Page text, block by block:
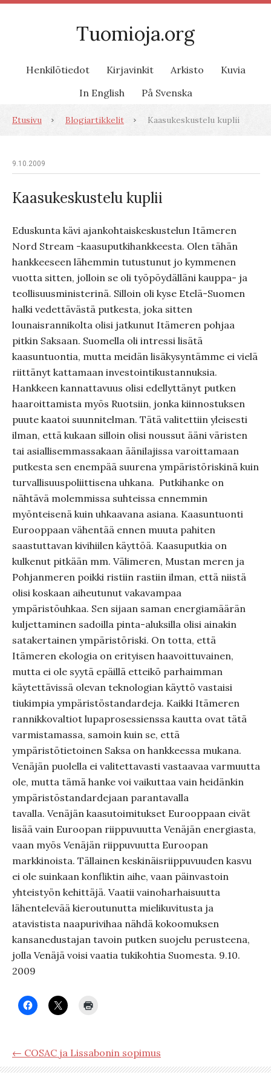
Tuomioja.org
Henkilötiedot Kirjavinkit Arkisto
Kuvia
In English
På Svenska
Etusivu Blogiartikkelit Kaasukeskustelu kuplii
9.10.2009
Kaasukeskustelu kuplii
Eduskunta kävi ajankohtaiskeskustelun Itämeren
Nord Stream -kaasuputkihankkeesta. Olen tähän
hankkeeseen lähemmin tutustunut jo kymmenen
vuotta sitten, jolloin se oli työpöydälläni kauppa- ja
teollisuusministerinä. Silloin oli kyse Etelä-Suomen
halki vedettävästä putkesta, joka sitten
lounaisrannikolta olisi jatkunut Itämeren pohjaa
pitkin Saksaan. Suomella oli intressi lisätä
kaasuntuontia, mutta meidän lisäkysyntämme ei vielä
riittänyt kattamaan investointikustannuksia.
Hankkeen kannattavuus olisi edellyttänyt putken
haaroittamista myös Ruotsiin, jonka kiinnostuksen
puute kaatoi suunnitelman. Tätä valitettiin yleisesti
ilman, että kukaan silloin olisi noussut ääni väristen
tai asiallisemmassakaan äänilajissa varoittamaan
putkesta sen enempää suurena ympäristöriskinä kuin
turvallisuuspoliittisena uhkana. Putkihanke on
nähtävä molemmissa suhteissa ennemmin
myönteisenä kuin uhkaavana asiana. Kaasuntuonti
Eurooppaan vähentää ennen muuta pahiten
saastuttavan kivihiilen käyttöä. Kaasuputkia on
kulkenut pitkään mm. Välimeren, Mustan meren ja
Pohjanmeren poikki ristiin rastiin ilman, että niistä
olisi koskaan aiheutunut vakavampaa
ympäristöuhkaa. Sen sijaan saman energiamäärän
kuljettaminen sadoilla pinta-aluksilla olisi ainakin
satakertainen ympäristöriski. On totta, että
Itämeren ekologia on erityisen haavoittuvainen,
mutta ei ole syytä epäillä etteikö parhaimman
käytettävissä olevan teknologian käyttö vastaisi
tiukimpia ympäristöstandardeja. Kaikki Itämeren
rannikkovaltiot lupaprosessienssa kautta ovat tätä
varmistamassa, samoin kuin se, että
ympäristötietoinen Saksa on hankkeessa mukana.
Venäjän puolella ei valitettavasti vastaavaa varmuutta
ole, mutta tämä hanke voi vaikuttaa vain heidänkin
ympäristöstandardejaan parantavalla
tavalla. Venäjän kaasutoimitukset Eurooppaan eivät
lisää vain Euroopan riippuvuutta Venäjän energiasta,
vaan myös Venäjän riippuvuutta Euroopan
markkinoista. Tällainen keskinäisriippuvuuden kasvu
ei ole suinkaan konfliktin aihe, vaan päinvastoin
yhteistyön kehittäjä. Vaatii vainoharhaisuutta
lähentelevää kieroutunutta mielikuvitusta ja
atavistista naapurivihaa nähdä kokoomuksen
kansanedustajan tavoin putken suojelu perusteena,
jolla Venäjä voisi vaatia tukikohtia Suomesta. 9.10.
2009
← COSAC ja Lissabonin sopimus